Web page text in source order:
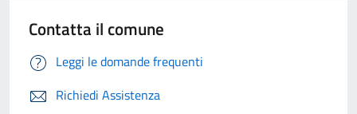
Contatta il comune
Leggi le domande frequenti
Richiedi Assistenza